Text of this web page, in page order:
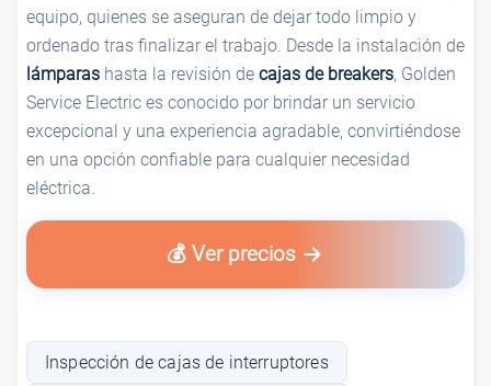
equipo, quienes se aseguran de dejar todo limpio y
ordenado tras finalizar el trabajo. Desde la instalación de
lámparas hasta la revisión de cajas de breakers, Golden
Service Electric es conocido por brindar un servicio
excepcional y una experiencia agradable, convirtiéndose
en una opción confiable para cualquier necesidad
eléctrica.
💰 Ver precios
Inspección de cajas de interruptores